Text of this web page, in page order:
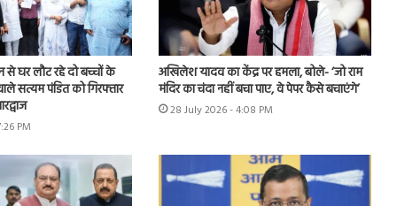
से घर लौट रहे दो बच्चों के
सत्यम पंडित को गिरफ्तार
PM
अखिलेश यादव का केंद्र पर हमला, बोले- ‘जो राम
मंदिर का चंदा नहीं बचा पाए, वे पेपर कैसे बचाएंगे’
28 July 2026 - 4:08 PM